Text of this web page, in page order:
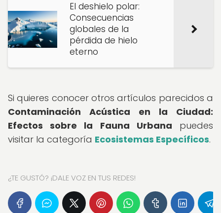
El deshielo polar:
Consecuencias
globales de la
pérdida de hielo
eterno
Si quieres conocer otros artículos parecidos a
Contaminación Acústica en la Ciudad:
Efectos sobre la Fauna Urbana puedes
visitar la categoría Ecosistemas Específicos.
¿TE GUSTÓ? ¡DALE VOZ EN TUS REDES!